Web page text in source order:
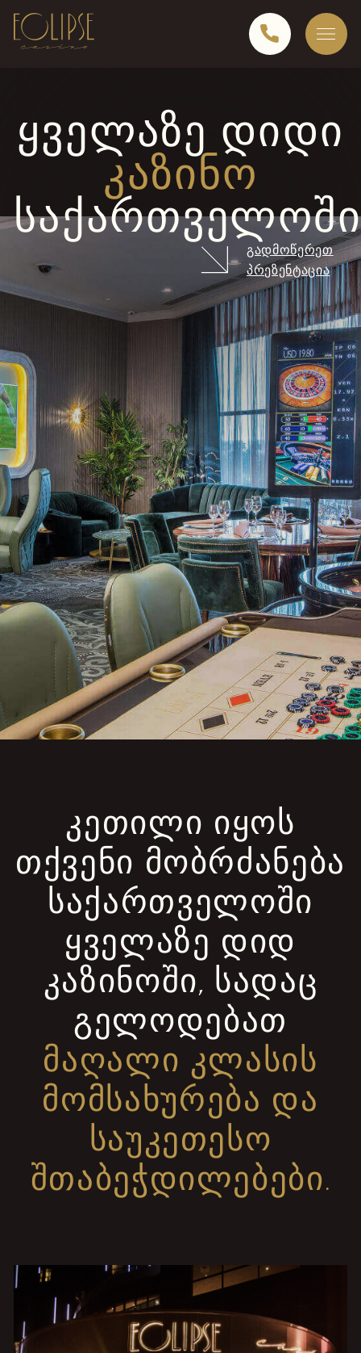
ᲧᲕᲔᲚᲐᲖᲔ ᲓᲘᲓᲘ
ᲒᲐᲓᲛᲝᲬᲔᲠᲔᲗ
ᲞᲠᲔᲖᲔᲜᲢᲐᲪᲘᲐ
ᲙᲐᲖᲘᲜᲝ
ᲙᲔᲗᲘᲚᲘ ᲘᲧᲝᲡ
ᲗᲥᲕᲔᲜᲘ ᲛᲝᲑᲠᲫᲐᲜᲔᲑᲐ
ᲡᲐᲥᲐᲠᲗᲕᲔᲚᲝᲨᲘ
ᲧᲕᲔᲚᲐᲖᲔ ᲓᲘᲓ
ᲙᲐᲖᲘᲜᲝᲨᲘ, ᲡᲐᲓᲐᲪ
ᲒᲔᲚᲝᲓᲔᲑᲐᲗ
ᲛᲐᲦᲐᲚᲘ ᲙᲚᲐᲡᲘᲡ
ᲛᲝᲛᲡᲐᲮᲣᲠᲔᲑᲐ ᲓᲐ
ᲡᲐᲣᲙᲔᲗᲔᲡᲝ
ᲨᲗᲐᲑᲔᲭᲓᲘᲚᲔᲑᲔᲑᲘ.